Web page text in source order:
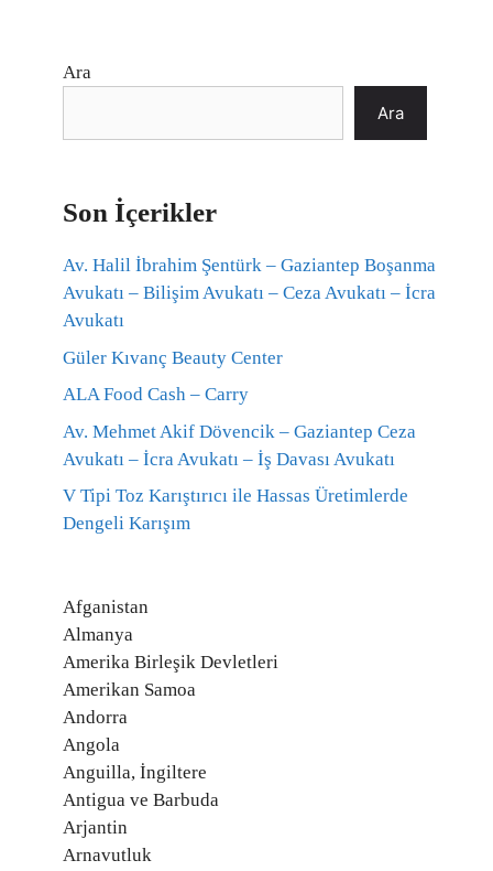
Ara
Ara
Son İçerikler
Av. Halil İbrahim Şentürk – Gaziantep Boşanma
Avukatı – Bilişim Avukatı – Ceza Avukatı – İcra
Avukatı
Güler Kıvanç Beauty Center
ALA Food Cash – Carry
Av. Mehmet Akif Dövencik – Gaziantep Ceza
Avukatı – İcra Avukatı – İş Davası Avukatı
V Tipi Toz Karıştırıcı ile Hassas Üretimlerde
Dengeli Karışım
Afganistan
Almanya
Amerika Birleşik Devletleri
Amerikan Samoa
Andorra
Angola
Anguilla, İngiltere
Antigua ve Barbuda
Arjantin
Arnavutluk